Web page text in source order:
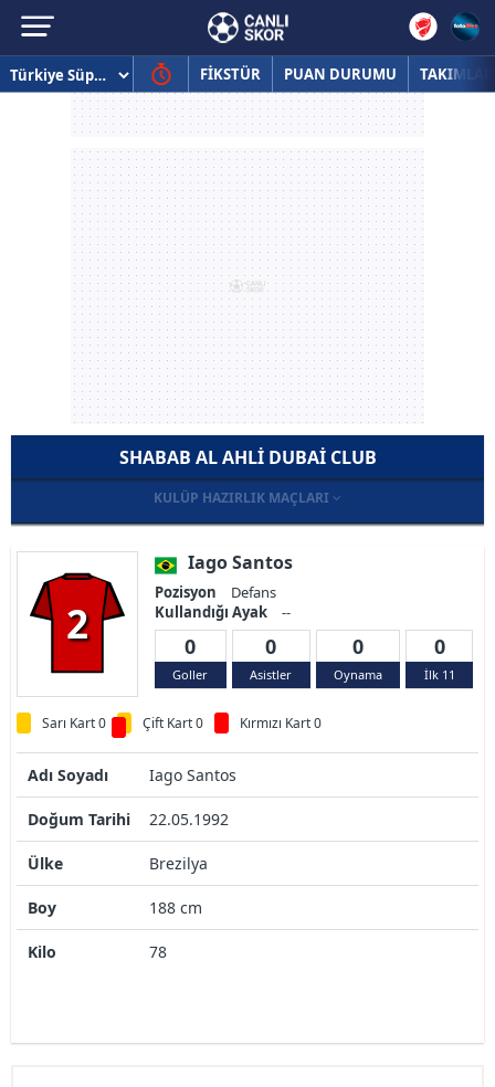
FİKSTÜR PUAN DURUMU TAKIMLAR
SHABAB AL AHLI DUBAI CLUB
KULÜP HAZIRLIK MAÇLARI
2
Iago Santos
Pozisyon
Defans
Kullandığı Ayak
--
0
Goller
0
Asistler
0
Oynama
0
İlk 11
Sarı Kart 0 Çift Kart 0 Kırmızı Kart 0
Adı Soyadı Iago Santos
Doğum Tarihi 22.05.1992
Ülke Brezilya
Boy 188 cm
Kilo 78